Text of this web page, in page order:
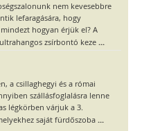
nem kevesebbre
lefaragására, hogy
hogyan érjük el? A
zsírbontó keze ...
a csillaghegyi és a római
szállásfoglalásra lenne
légkörben várjuk a 3.
saját fürdőszoba ...